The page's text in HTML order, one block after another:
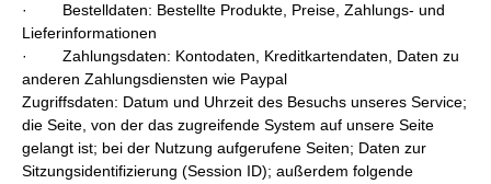
· Bestelldaten: Bestellte Produkte, Preise, Zahlungs- und
Lieferinformationen
· Zahlungsdaten: Kontodaten, Kreditkartendaten, Daten zu
anderen Zahlungsdiensten wie Paypal
Zugriffsdaten: Datum und Uhrzeit des Besuchs unseres Service;
die Seite, von der das zugreifende System auf unsere Seite
gelangt ist; bei der Nutzung aufgerufene Seiten; Daten zur
Sitzungsidentifizierung (Session ID); außerdem folgende